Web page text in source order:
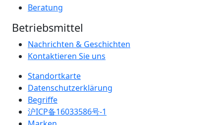
Beratung
Betriebsmittel
Nachrichten & Geschichten
Kontaktieren Sie uns
Standortkarte
Datenschutzerklärung
Begriffe
沪ICP备16033586号-1